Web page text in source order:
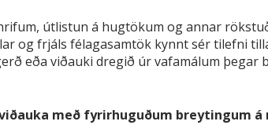
útlistun á hugtökum og annar
og frjáls félagasamtök kynnt sér tilefni
eða viðauki dregið úr vafamálum þegar
með fyrirhuguðum breytingum á